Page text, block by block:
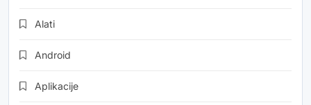
Alati
Android
Aplikacije